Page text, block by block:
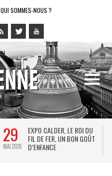
QUI SOMMES-NOUS ?
29
MAI 2026
EXPO CALDER, LE ROI DU
FIL DE FER, UN BON GOÛT
D’ENFANCE